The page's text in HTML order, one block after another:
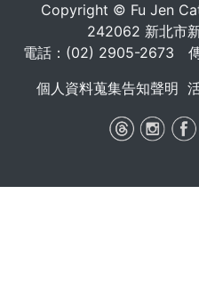
Copyright © Fu Jen
242062 新北市
電話：(02) 2905-2673
個人資料蒐集告知聲明